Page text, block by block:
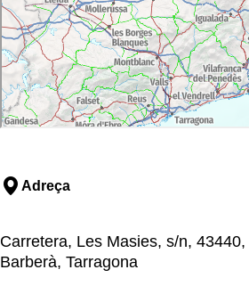
Adreça
Carretera, Les Masies, s/n,
Barberà, Tarragona